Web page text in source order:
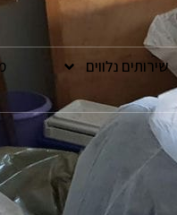
שירותים נלווים